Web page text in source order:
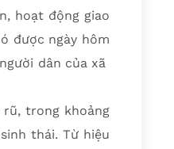
hoạt động giao
được ngày hôm
dân của xã
trong khoảng
thái. Từ hiệu